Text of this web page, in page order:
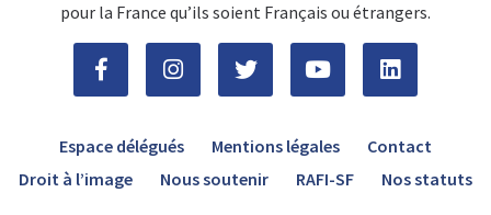
pour la France qu’ils soient Français ou étrangers.
Espace délégués Mentions légales
Contact
Droit à l’image
Nous soutenir RAFI-SF Nos statuts